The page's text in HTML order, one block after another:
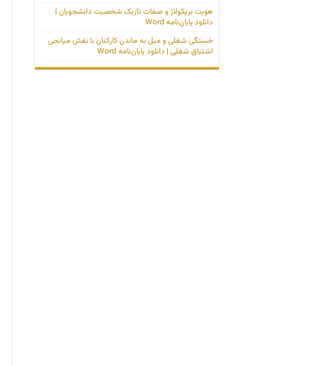
هویت بریکولاژ و صفات تاریک شخصیت دانشجویان |
دانلود پایان‌نامه Word
خستگی شغلی و میل به ماندن کارکنان با نقش میانجی
اشتیاق شغلی | دانلود پایان‌نامه Word